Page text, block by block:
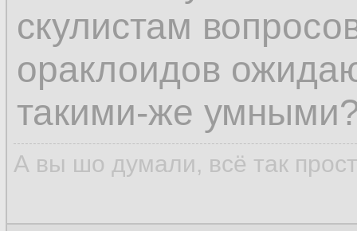
скулистам
ораклоидов
такими-же
А вы шо думали, всё так